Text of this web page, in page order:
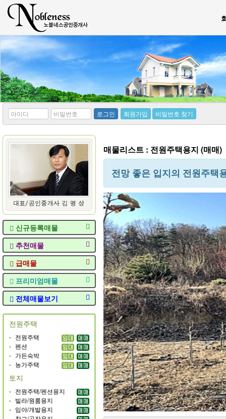
*
아
디
*
비
번
호
로그인 회원가입 비밀번호 찾기
신규등록매물
추천매물
급매물
프리미엄매물
전체매물보기
전원주택
- 전원주택
- 펜션
- 가든숙박
- 농가주택
토지
- 전원주택/펜션용지
- 빌라/원룸용지
- 임야/개발용지
매물리스트 : 전원주택용지 (매매)
전망 좋은 입지의 전원주택